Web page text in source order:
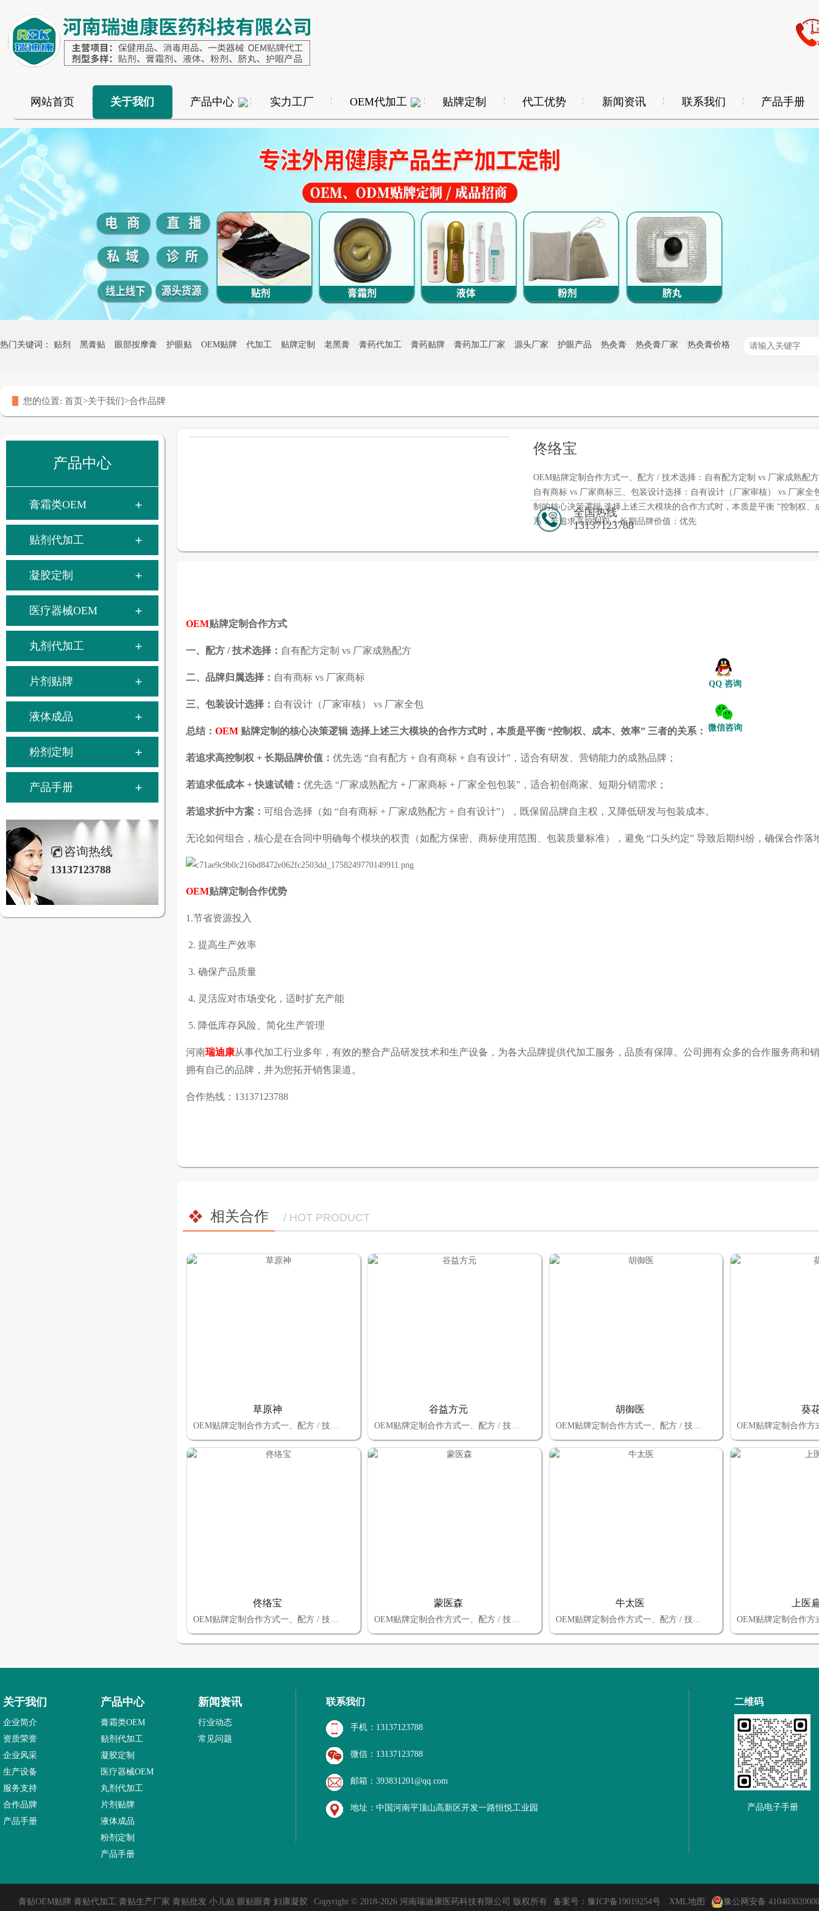
网站首页 关于我们 产品中心 实力工厂 OEM代加工 贴牌定制 代工优势 新闻资讯 联系我们 产品手册
热门关键词： 贴剂 黑膏贴 眼部按摩膏 护眼贴 OEM贴牌 代加工 贴牌定制 老黑膏 膏药代加工 膏药贴牌 膏药加工厂家 源头厂家 护眼产品 热灸膏 热灸膏厂家 热灸膏价格
热灸膏贴牌
您的位置: 首页>关于我们>合作品牌
产品中心
膏霜类OEM
贴剂代加工
凝胶定制
医疗器械OEM
丸剂代加工
片剂贴牌
液体成品
粉剂定制
产品手册
咨询热线
13137123788
佟络宝
OEM贴牌定制合作方式一、配方 / 技术选择：自有配方定制 vs 厂家成熟配
自有商标 vs 厂家商标三、包装设计选择：自有设计（厂家审核） vs 厂家全
制的核心决策逻辑 选择上述三大模块的合作方式时，本质是平衡 “控制权、
系：若追求高控制权 + 长期品牌价值：优先
全国热线
13137123788
OEM贴牌定制合作方式
一、配方 / 技术选择： 自有配方定制 vs 厂家成熟配方
二、品牌归属选择： 自有商标 vs 厂家商标
三、包装设计选择： 自有设计（厂家审核） vs 厂家全包
总结： OEM 贴牌定制的核心决策逻辑 选择上述三大模块的合作方式时，本质是平衡 “控制权、成本、效率” 三者的关系：
若追求高控制权 + 长期品牌价值： 优先选 “自有配方 + 自有商标 + 自有设计”，适合有研发、营销能力的成熟品牌；
若追求低成本 + 快速试错： 优先选 “厂家成熟配方 + 厂家商标 + 厂家全包包装”，适合初创商家、短期分销需求；
若追求折中方案： 可组合选择（如 “自有商标 + 厂家成熟配方 + 自有设计”），既保留品牌自主权，又降低研发与包装成本。
无论如何组合，核心是在合同中明确每个模块的权责（如配方保密、商标使用范围、包装质量标准），避免 “口头约定” 导致后期纠纷，确保合作落
OEM贴牌定制合作优势
1.节省资源投入
2. 提高生产效率
3. 确保产品质量
4. 灵活应对市场变化，适时扩充产能
5. 降低库存风险、简化生产管理
河南瑞迪康从事代加工行业多年，有效的整合产品研发技术和生产设备，为各大品牌提供代加工服务，品质有保障。公司拥有众多的合作服务商和
拥有自己的品牌，并为您拓开销售渠道。
合作热线：13137123788
相关合作 / HOT PRODUCT
草原神
OEM贴牌定制合作方式一、配方 / 技术选择：自有配方定制 vs 厂家成熟配方二、品牌归属选择：自有商标 vs 厂家商标三、包装设计选择：自有设计（厂家审核） vs 厂家全包总结：OEM 贴牌定制的核心决策逻辑 选择上述三大模块的合作方式时，本质是平衡 “控制权、成本、效率” 三者的关系：若追求高控制权 + 长期品牌价值：优先
谷益方元 胡御医
OEM贴牌定制合作方式一、配方 / 技术选择：自有配方定制 vs 厂家成熟配方二、品牌归属选择：自有商标 vs 厂家商标三、包装设计选择：自有设计（厂家审核） vs 厂家全包总结：OEM 贴牌定制的核心决策逻辑 选择上述三大模块的合作方式时，本质是平衡 “控制权、成本、效率” 三者的关系：若追求高控制权 + 长期品牌价值：优先
葵
佟络宝
OEM贴牌定制合作方式一、配方 / 技术选择：自有配方定制 vs 厂家成熟配方二、品牌归属选择：自有商标 vs 厂家商标三、包装设计选择：自有设计（厂家审核） vs 厂家全包总结：OEM 贴牌定制的核心决策逻辑 选择上述三大模块的合作方式时，本质是平衡 “控制权、成本、效率” 三者的关系：若追求高控制权 + 长期品牌价值：优先
蒙医森 牛太医
OEM贴牌定制合作方式一、配方 / 技术选择：自有配方定制 vs 厂家成熟配方二、品牌归属选择：自有商标 vs 厂家商标三、包装设计选择：自有设计（厂家审核） vs 厂家全包总结：OEM 贴牌定制的核心决策逻辑 选择上述三大模块的合作方式时，本质是平衡 “控制权、成本、效率” 三者的关系：若追求高控制权 + 长期品牌价值：优先
上医
关于我们
企业简介
资质荣誉
企业风采
生产设备
服务支持
合作品牌
产品手册
产品中心
膏霜类OEM
贴剂代加工
凝胶定制
医疗器械OEM
丸剂代加工
片剂贴牌
液体成品
粉剂定制
产品手册
新闻资讯
行业动态
常见问题
联系我们
手机：13137123788
微信：13137123788
邮箱：393831201@qq.com
地址：中国河南平顶山高新区开发一路恒悦工业园
二维码
产品电子手册
膏贴OEM贴牌 膏贴代加工 膏贴生产厂家 膏贴批发 小儿贴 眼贴眼膏 妇康凝胶 Copyright © 2018-2026 河南瑞迪康医药科技有限公司 版权所有 备案号： 豫ICP备19019254号 XML地图 豫公网安备
QQ 咨询
微信咨询